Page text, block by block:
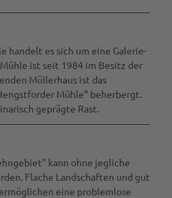
handelt es sich um eine Galerie-
ist seit 1984 im Besitz der
Müllerhaus ist das
Mühle“ beherbergt.
geprägte Rast.
kann ohne jegliche
Flache Landschaften und gut
eine problemlose